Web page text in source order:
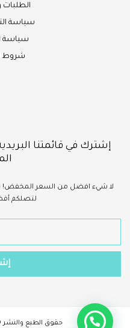
الطلبات
سياسة
سياسة
شروط
إشترك في قائمتنا
لا شيء افضل من السعر المخفض!
لتصلكم
حقوق الطبع والنشر ©2023 - سينا